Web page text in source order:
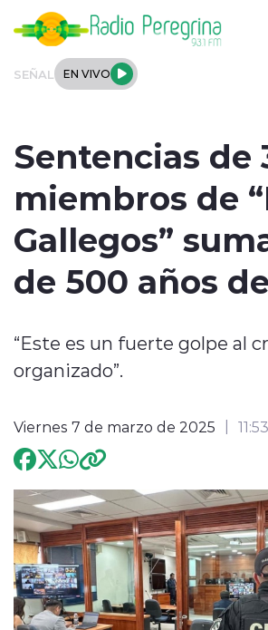
SEÑAL EN VIVO
Podcast
Deportes
Programación
modo claro
Sentencias de
miembros de
Gallegos”
de 500 años
“Este es un fuerte golpe al
organizado”.
Viernes 7 de marzo de 2025 11:53